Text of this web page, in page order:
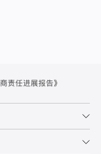
责任进展报告》